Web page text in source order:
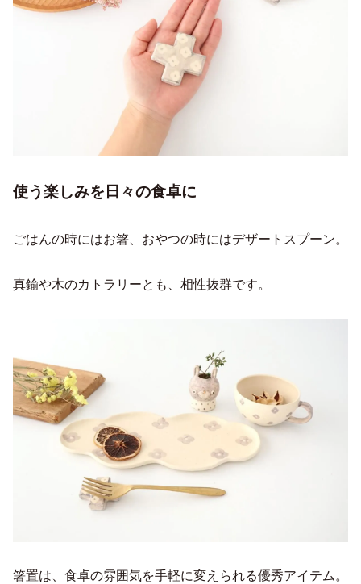
使う楽しみを日々の食卓に
ごはんの時にはお箸、おやつの時にはデザートスプーン。
真鍮や木のカトラリーとも、相性抜群です。
箸置は、食卓の雰囲気を手軽に変えられる優秀アイテム。